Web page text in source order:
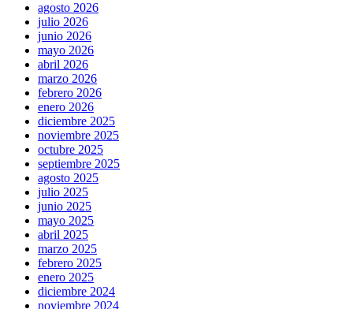
agosto 2026
julio 2026
junio 2026
mayo 2026
abril 2026
marzo 2026
febrero 2026
enero 2026
diciembre 2025
noviembre 2025
octubre 2025
septiembre 2025
agosto 2025
julio 2025
junio 2025
mayo 2025
abril 2025
marzo 2025
febrero 2025
enero 2025
diciembre 2024
noviembre 2024